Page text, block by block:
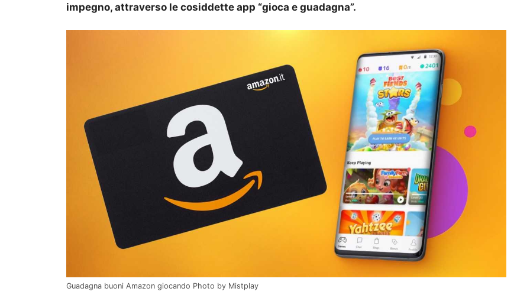
impegno, attraverso le cosiddette app “gioca e guadagna”.
Guadagna buoni Amazon giocando Photo by Mistplay